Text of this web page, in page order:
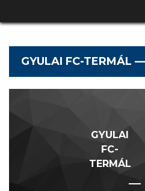
GYULAI FC-TERMÁL
GYULAI
FC-
TERMÁL
—